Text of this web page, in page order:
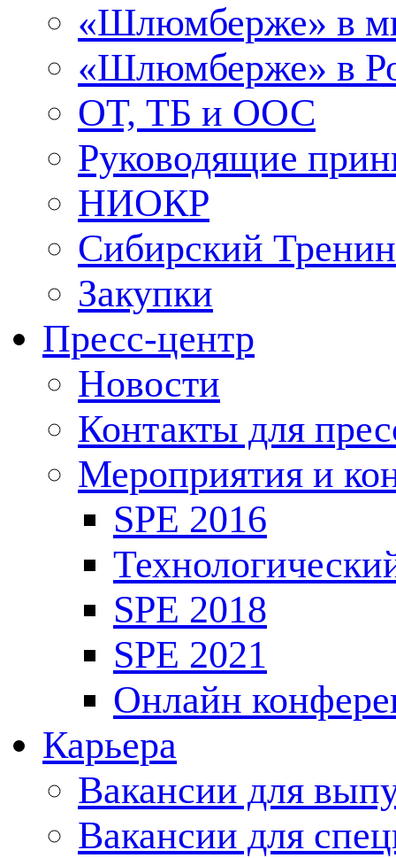
«Шлюмберже» в
«Шлюмберже» в
ОТ, ТБ и ООС
Руководящие
НИОКР
Сибирский
Закупки
Пресс-центр
Новости
Контакты для
Мероприятия и
SPE 2016
SPE 2018
SPE 2021
Онлайн
Карьера
Вакансии для
Вакансии для